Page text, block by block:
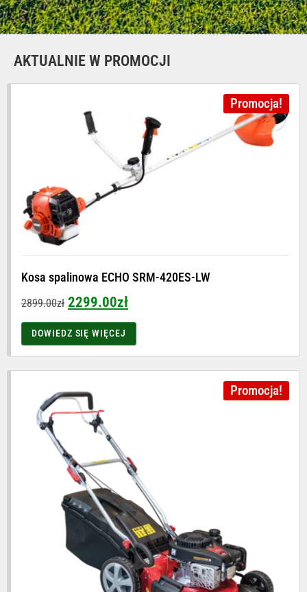
AKTUALNIE W PROMOCJI
Promocja!
Kosa spalinowa ECHO SRM-420ES-LW
2899.00zł 2299.00zł
DOWIEDZ SIĘ WIĘCEJ
Promocja!